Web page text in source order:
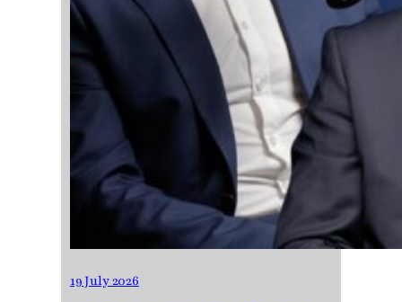
19 July 2026